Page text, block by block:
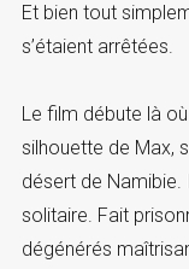
Et bien tout
s’étaient arrêtées.
Le film débute là
silhouette de Max,
désert de
solitaire. Fait
dégénérés